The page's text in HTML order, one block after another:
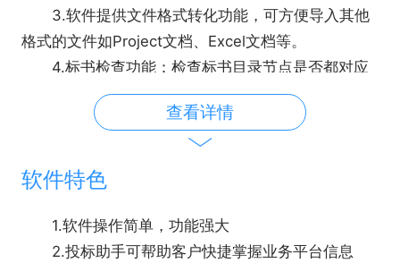
3.软件提供文件格式转化功能，可方便导入其他
格式的文件如Project文档、Excel文档等。
4.标书检查功能：检查标书目录节点是否都对应
上了内容，并能统计标书的总页数。
查看详情
软件特色
1.软件操作简单，功能强大
2.投标助手可帮助客户快捷掌握业务平台信息